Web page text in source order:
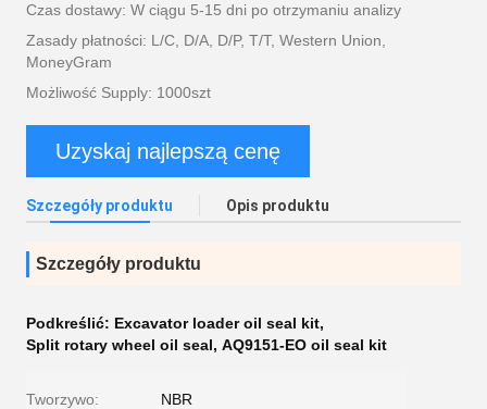
Czas dostawy: W ciągu 5-15 dni po otrzymaniu analizy
Zasady płatności: L/C, D/A, D/P, T/T, Western Union,
MoneyGram
Możliwość Supply: 1000szt
Uzyskaj najlepszą cenę
Szczegóły produktu Opis produktu
Szczegóły produktu
Podkreślić: Excavator loader oil seal kit,
Split rotary wheel oil seal, AQ9151-EO oil seal kit
Tworzywo: NBR